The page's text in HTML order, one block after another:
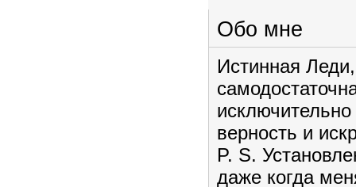
Обо мне
Истинная
верность и
P. S.
даже когда